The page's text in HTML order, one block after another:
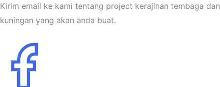
Kirim email ke kami tentang project kerajinan tembaga dan
kuningan yang akan anda buat.